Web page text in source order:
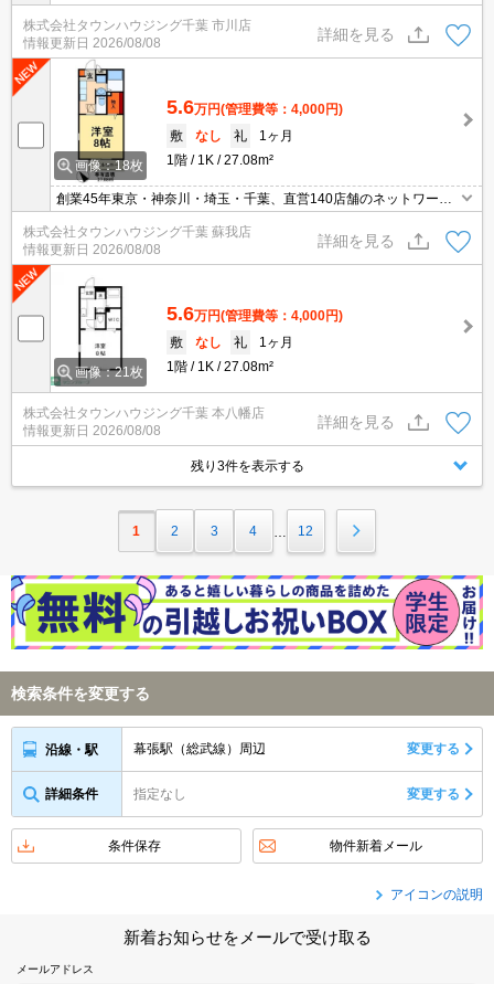
お任せください！オンラインでご相談・ご見学・ご契約お手続きも
ご対応可能です。
株式会社タウンハウジング千葉 市川店
情報更新日 2026/08/08
詳細を見る
画像：18枚
5.6万円(管理費等：4,000円)
敷
なし 礼
1ヶ月
1階
1K 27.08m²
創業45年東京・神奈川・埼玉・千葉、直営140店舗のネットワーク
でお部屋探しをサポートするタウンハウジング。お部屋探しは【タ
ウンハウジング】にお任せ下さい！
株式会社タウンハウジング千葉 蘇我店
情報更新日 2026/08/08
詳細を見る
画像：21枚
5.6万円(管理費等：4,000円)
敷
なし 礼
1ヶ月
1階
1K 27.08m²
株式会社タウンハウジング千葉 本八幡店
情報更新日 2026/08/08
詳細を見る
残り3件を表示する
1 2 3 4 12
検索条件を変更する
沿線・駅 幕張駅（総武線）周辺 変更する
詳細条件 指定なし 変更する
条件保存 物件新着メール
アイコンの説明
新着お知らせをメールで受け取る
メールアドレス